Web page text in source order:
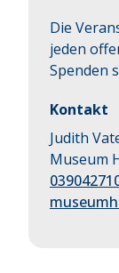
Die
jeden
Spenden
Kontakt
Judith
Museum